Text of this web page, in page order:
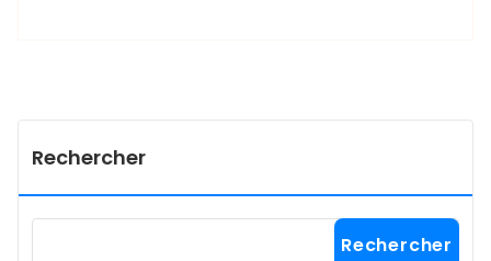
Rechercher
Rechercher